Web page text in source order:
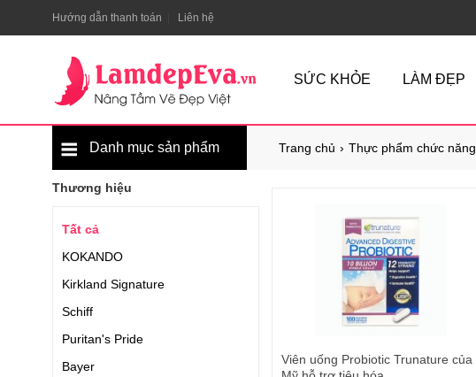
Hướng dẫn thanh toán Liên hệ
SỨC KHỎE LÀM ĐẸP
Trang chủ Thực phẩm chức năng
Danh mục sản phẩm
Thương hiệu
Tất cả
KOKANDO
Kirkland Signature
Schiff
Puritan's Pride
Bayer
Viên uống Probiotic Trunature của